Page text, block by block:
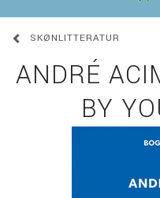
SKØNLITTERATUR
ANDRÉ
BY